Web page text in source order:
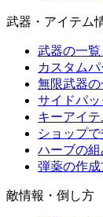
武器・アイテム
武器の一
カスタム
無限武器
サイドパ
キーアイ
ショップ
ハーブの
弾薬の作
敵情報・倒し方